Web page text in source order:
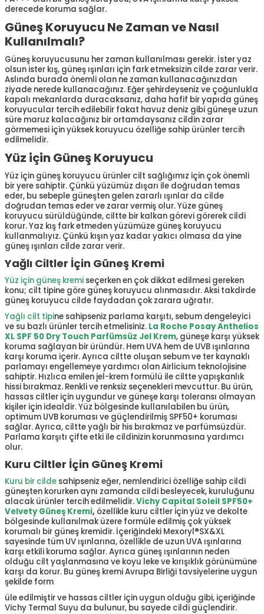
derecede koruma sağlar.
Güneş Koruyucu Ne Zaman ve Nasıl
Kullanılmalı?
Güneş koruyucusunu her zaman kullanılması gerekir. İster yaz
olsun ister kış, güneş ışınları için fark etmeksizin cilde zarar verir.
Aslında burada önemli olan ne zaman kullanacağınızdan
ziyade nerede kullanacağınız. Eğer şehirdeyseniz ve çoğunlukla
kapalı mekanlarda duracaksanız, daha hafif bir yapıda güneş
koruyucular tercih edilebilir fakat havuz deniz gibi güneşe uzun
süre maruz kalacağınız bir ortamdaysanız cildin zarar
görmemesi için yüksek koruyucu özelliğe sahip ürünler tercih
edilmelidir.
Yüz için Güneş Koruyucu
Yüz için güneş koruyucu ürünler cilt sağlığımız için çok önemli
bir yere sahiptir. Çünkü yüzümüz dışarı ile doğrudan temas
eder, bu sebeple güneşten gelen zararlı ışınlar da cilde
doğrudan temas eder ve zarar vermiş olur. Yüze güneş
koruyucu sürüldüğünde, ciltte bir kalkan görevi görerek cildi
korur. Yaz kış fark etmeden yüzümüze güneş koruyucu
kullanmalıyız. Çünkü kışın yaz kadar yakıcı olmasa da yine
güneş ışınları cilde zarar verir.
Yağlı Ciltler İçin Güneş Kremi
Yüz için güneş kremi seçerken en çok dikkat edilmesi gereken
konu; cilt tipine göre güneş koruyucu alınmasıdır. Aksi takdirde
güneş koruyucu cilde faydadan çok zarara uğratır.
Yağlı cilt tipine sahipseniz parlama karşıtı, sebum dengeleyici
ve su bazlı ürünler tercih etmelisiniz. La Roche Posay Anthelios
XL SPF 50 Dry Touch Parfümsüz Jel Krem, güneşe karşı yüksek
koruma sağlayan bir üründür. Hem UVA hem de UVB ışınlarına
karşı koruma içerir. Ayrıca ciltte oluşan sebum ve ter kaynaklı
parlamayı engellemeye yardımcı olan Airlicium teknolojisine
sahiptir. Hızlıca emilen jel-krem formülü ile ciltte yapışkanlık
hissi bırakmaz. Renkli ve renksiz seçenekleri mevcuttur. Bu ürün,
hassas ciltler için uygundur ve güneşe karşı toleransı olmayan
kişiler için idealdir. Yüz bölgesinde kullanılabilen bu ürün,
optimum UVB koruması ve güçlendirilmiş SPF50+ koruması
sağlar. Ayrıca, ciltte yağlı bir his bırakmaz ve parfümsüzdür.
Parlama karşıtı çifte etki ile cildinizin korunmasına yardımcı
olur.
Kuru Ciltler İçin Güneş Kremi
Kuru bir cilde sahipseniz eğer, nemlendirici özelliğe sahip cildi
güneşten korurken aynı zamanda cildi besleyecek, kuruluğunu
alacak ürünler tercih edilmelidir.Vichy Capital Soleil SPF50+
Velvety Güneş Kremi, özellikle kuru ciltler için yüz ve dekolte
bölgesinde kullanılmak üzere formüle edilmiş çok yüksek
korumalı bir güneş kremidir. İçeriğindeki Mexoryl®SX&XL
sayesinde tüm UV ışınlarına, özellikle de uzun UVA ışınlarına
karşı etkili koruma sağlar. Ayrıca güneş ışınlarının neden
olduğu cilt yaşlanmasına ve koyu leke ve kırışıklık görünümüne
karşı da korur. Bu güneş kremi Avrupa Birliği tavsiyelerine uygun
şekilde form
üle edilmiştir ve hassas ciltler için uygun olduğu gibi, içeriğinde
Vichy Termal Suyu da bulunur, bu sayede cildi güçlendirir.